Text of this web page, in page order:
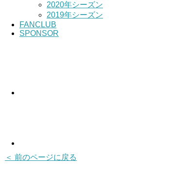
2020年シーズン
2019年シーズン
FANCLUB
SPONSOR
＜ 前のページに戻る